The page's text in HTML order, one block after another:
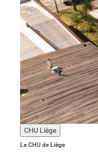
CHU Liège
Le CHU de Liège